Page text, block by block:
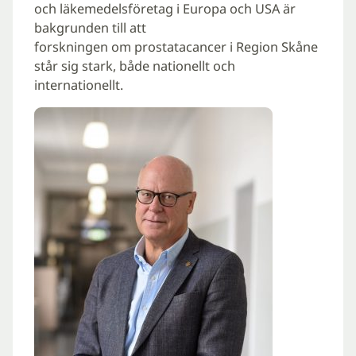
och läkemedelsföretag i Europa och USA är
bakgrunden till att
forskningen om prostatacancer i Region Skåne
står sig stark, både nationellt och
internationellt.